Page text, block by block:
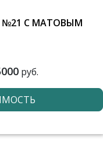
№21 С МАТОВЫМ
руб.